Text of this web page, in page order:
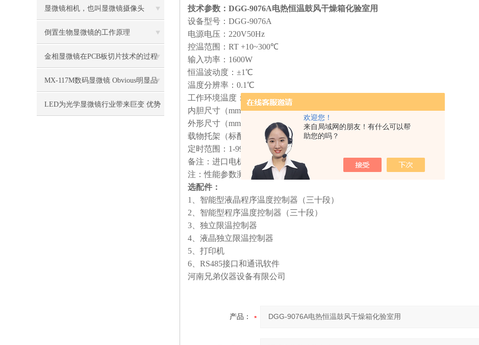
欢迎您！
来自局域网的朋友！有什么可以帮
助您的吗？
显微镜相机，也叫显微镜摄像头
倒置生物显微镜的工作原理
金相显微镜在PCB板切片技术的过程
控制中的作用
MX-117M数码显微镜 Obvious明显品
牌值得推荐
LED为光学显微镜行业带来巨变 优势
技术参数： DGG-9076A电热恒温鼓风干燥箱化验室用
设备型号：DGG-9076A
电源电压：220V50Hz
控温范围：RT +10~300℃
输入功率：1600W
恒温波动度：±1℃
温度分辨率：0.1℃
工作环境温度：+5~40℃
内胆尺寸（mm）W×D×H：400*400*450
外形尺寸（mm）W×D×H：550*600*800
载物托架（标配）：2块
定时范围：1-9999 minutes
备注：进口电机/进口可控硅
注：性能参数测试在空载条件下为：环境温度20℃，环境湿度50%RH
选配件：
1、智能型液晶程序温度控制器（三十段）
2、智能型程序温度控制器（三十段）
3、独立限温控制器
4、液晶独立限温控制器
5、打印机
6、RS485接口和通讯软件
河南兄弟仪器设备有限公司
产品：